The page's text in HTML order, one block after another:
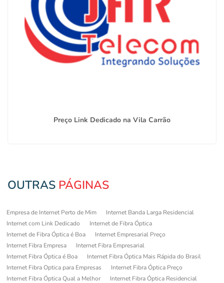
Preço Link Dedicado na Vila Carrão
OUTRAS PÁGINAS
Empresa de Internet Perto de Mim
Internet Banda Larga Residencial
Internet com Link Dedicado
Internet de Fibra Óptica
Internet de Fibra Óptica é Boa
Internet Empresarial Preço
Internet Fibra Empresa
Internet Fibra Empresarial
Internet Fibra Óptica é Boa
Internet Fibra Óptica Mais Rápida do Brasil
Internet Fibra Optica para Empresas
Internet Fibra Óptica Preço
Internet Fibra Óptica Qual a Melhor
Internet Fibra Óptica Residencial